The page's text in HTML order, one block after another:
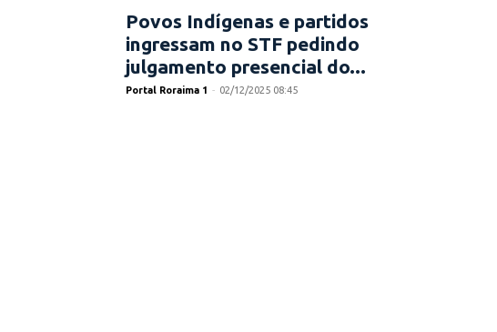
Povos Indígenas e partidos
ingressam no STF pedindo
julgamento presencial do...
Portal Roraima 1 - 02/12/2025 08:45